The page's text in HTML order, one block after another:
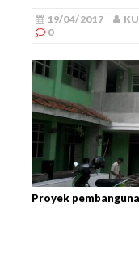
19/04/2017
0
Proyek